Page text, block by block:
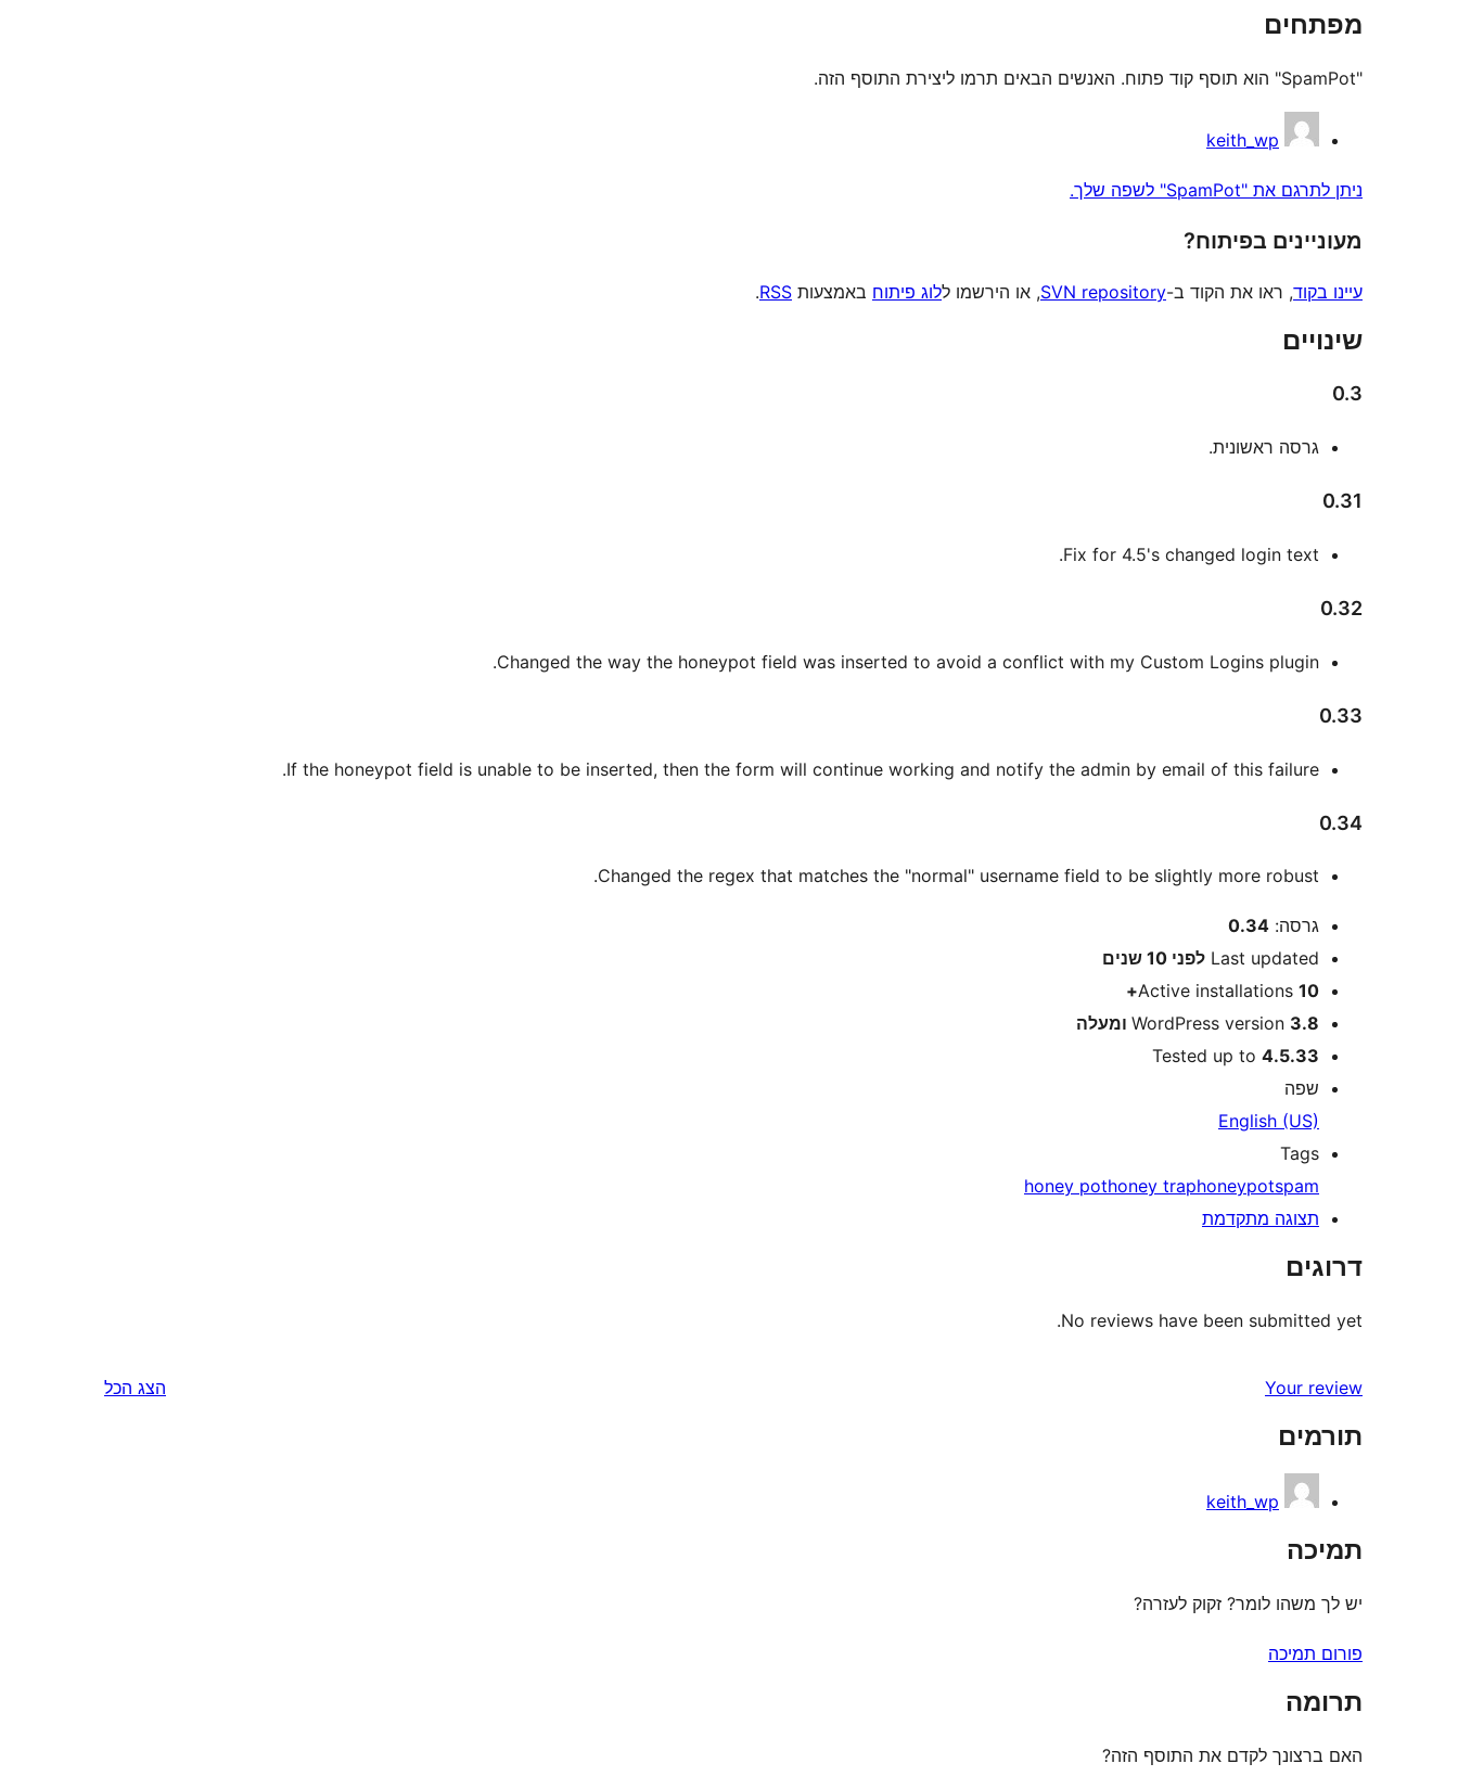
מפתחים
"SpamPot" הוא תוסף קוד פתוח. האנשים הבאים תרמו ליצירת התוסף הזה.
keith_wp
ניתן לתרגם את "SpamPot" לשפה שלך.
מעוניינים בפיתוח?
עיינו בקוד, ראו את הקוד ב-SVN repository, או הירשמו ללוג פיתוח באמצעות RSS
.
שינויים
0.3
גרסה ראשונית.
0.31
Fix for 4.5's changed login text.
0.32
Changed the way the honeypot field was inserted to avoid a conflict with my Custom Logins plugin.
0.33
If the honeypot field is unable to be inserted, then the form will continue working and notify the admin by email of this failure.
0.34
Changed the regex that matches the "normal" username field to be slightly more robust.
מטאגרסה: 0.34
Last updated לפני 10 שנים
Active installations 10+
WordPress version 3.8 ומעלה
Tested up to 4.5.33
שפה
English (US)
Tags
honey pothoney traphoneypotspam
תצוגה מתקדמת
דרוגים
No reviews have been submitted yet.
Your review הצג הכל
תורמים
keith_wp
תמיכה
יש לך משהו לומר? זקוק לעזרה?
פורום תמיכה
תרומה
האם ברצונך לקדם את התוסף הזה?